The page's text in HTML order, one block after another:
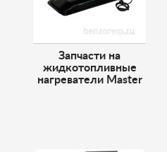
Запчасти на
жидкотопливные
нагреватели Master